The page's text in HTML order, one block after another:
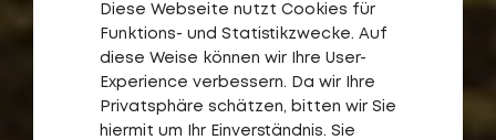
Diese Webseite nutzt Cookies für
Funktions- und Statistikzwecke. Auf
diese Weise können wir Ihre User-
Experience verbessern. Da wir Ihre
Privatsphäre schätzen, bitten wir Sie
hiermit um Ihr Einverständnis. Sie